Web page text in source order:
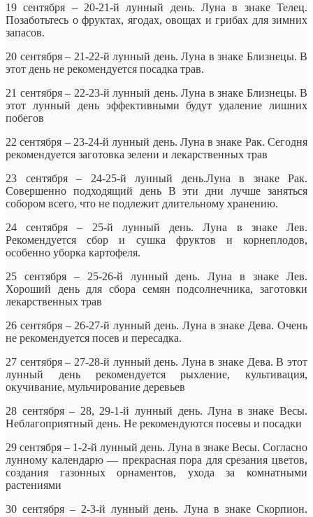
19 сентября – 20-21-й лунный день. Луна в знаке Телец.
Позаботьтесь о фруктах, ягодах, овощах и грибах для зимних
запасов.
20 сентября – 21-22-й лунный день. Луна в знаке Близнецы. В
этот день не рекомендуется посадка трав.
21 сентября – 22-23-й лунный день. Луна в знаке Близнецы. В
этот лунный день эффективными будут удаление лишних
побегов
22 сентября – 23-24-й лунный день. Луна в знаке Рак. Сегодня
рекомендуется заготовка зелени и лекарственных трав
23 сентября – 24-25-й лунный день.Луна в знаке Рак.
Совершенно подходящий день В эти дни лучше заняться
собором всего, что не подлежит длительному хранению.
24 сентября – 25-й лунный день. Луна в знаке Лев.
Рекомендуется сбор и сушка фруктов и корнеплодов,
особенно уборка картофеля.
25 сентября – 25-26-й лунный день. Луна в знаке Лев.
Хороший день для сбора семян подсолнечника, заготовки
лекарственных трав
26 сентября – 26-27-й лунный день. Луна в знаке Дева. Очень
не рекомендуется посев и пересадка.
27 сентября – 27-28-й лунный день. Луна в знаке Дева. В этот
лунный день рекомендуется рыхление, культивация,
окучивание, мульчирование деревьев
28 сентября – 28, 29-1-й лунный день. Луна в знаке Весы.
Неблагоприятный день. Не рекомендуются посевы и посадки
29 сентября – 1-2-й лунный день. Луна в знаке Весы. Согласно
лунному календарю — прекрасная пора для срезания цветов,
создания газонных орнаментов, ухода за комнатными
растениями
30 сентября – 2-3-й лунный день. Луна в знаке Скорпион.